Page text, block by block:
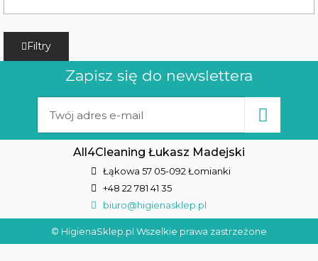
Filtry
Zapisz się do newslettera
All4Cleaning Łukasz Madejski
Łąkowa 57 05-092 Łomianki
+48 22 781 41 35
biuro@higienasklep.pl
© HigienaSklep.pl Wszelkie prawa zastrzeżone